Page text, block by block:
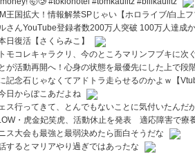
王国拡大！情報解禁SPじゃい【ホロライブ/白上
さんYouTube登録者数200万人突破 100万人達成
日復活【さくらみこ】
モコレキャラクリ、今のところマリンフブキに
が活動再開へ！心身の状態を最優先にした上で段
記念石じゃなくてアドトラ走らせるのかよｗ【
日からぽこあだよね
ス行ってきて、とんでもないことに気付いたんだ
・虎金妃笑虎、活動休止を発表 適応障害で療
ス大会も最強と最弱決めたら面白そうだな
するとマリアやり過ぎではあったな